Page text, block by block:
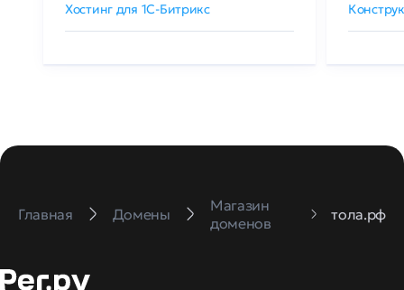
Хостинг для 1C-Битрикс
Главная Домены
Магазин
доменов
тола.рф